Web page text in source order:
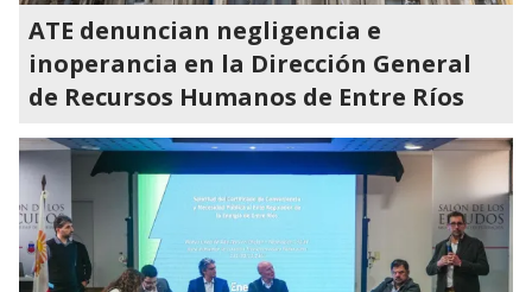
ATE denuncian negligencia e
inoperancia en la Dirección General
de Recursos Humanos de Entre Ríos